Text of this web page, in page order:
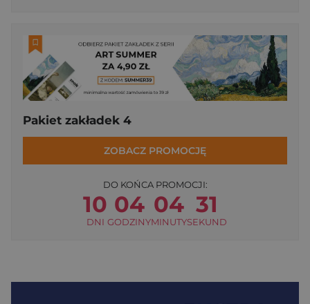
Pakiet zakładek 4
ZOBACZ PROMOCJĘ
DO KOŃCA PROMOCJI:
10
DNI
04
GODZINY
04
MINUTY
31
SEKUND